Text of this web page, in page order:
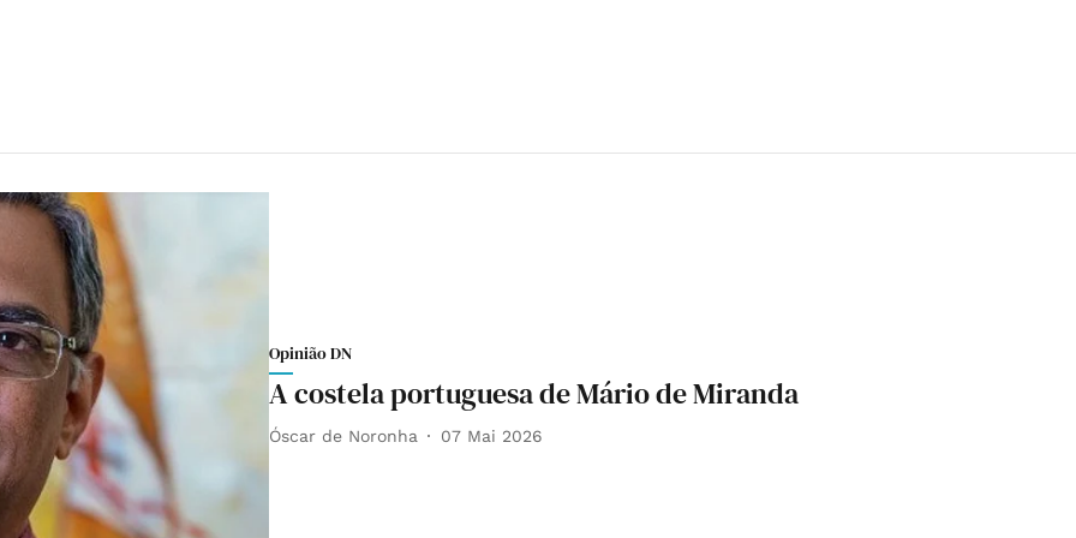
Opinião DN
A costela portuguesa de Mário de Miranda
Óscar de Noronha 07 Mai 2026